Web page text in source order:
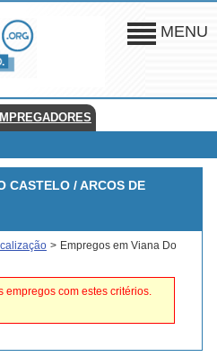
MENU
CASTELO / ARCOS DE
> Empregos em Viana Do
empregos com estes critérios.